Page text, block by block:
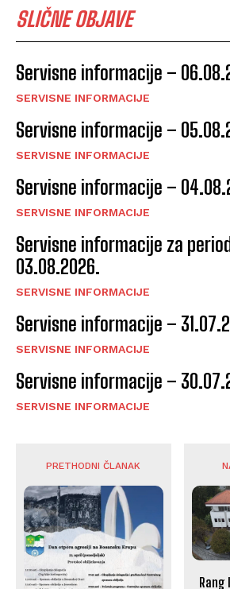
SLIČNE OBJAVE
Servisne informacije –
SERVISNE INFORMACIJE
Servisne informacije –
SERVISNE INFORMACIJE
Servisne informacije –
SERVISNE INFORMACIJE
Servisne informacije za
03.08.2026.
SERVISNE INFORMACIJE
Servisne informacije –
SERVISNE INFORMACIJE
Servisne informacije –
SERVISNE INFORMACIJE
PRETHODNI ČLANAK
Rang